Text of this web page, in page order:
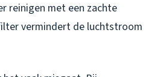
reinigen met een zachte
vermindert de luchtstroom